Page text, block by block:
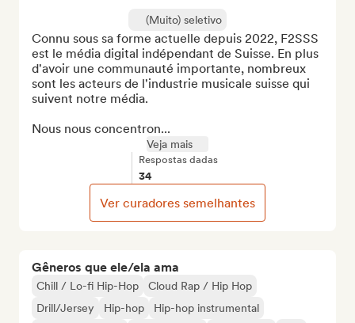
Gêneros que ele/ela ama
Chill / Lo-fi Hip-Hop
Cloud Rap / Hip Hop
Drill/Jersey
Hip-hop
Hip-hop instrumental
(Muito) seletivo
Connu sous sa forme actuelle depuis 2022, F2SSS
est le média digital indépendant de Suisse. En plus
d'avoir une communauté importante, nombreux
sont les acteurs de l'industrie musicale suisse qui
suivent notre média.
Nous nous concentron...
Veja mais
Respostas dadas
34
Ver curadores semelhantes